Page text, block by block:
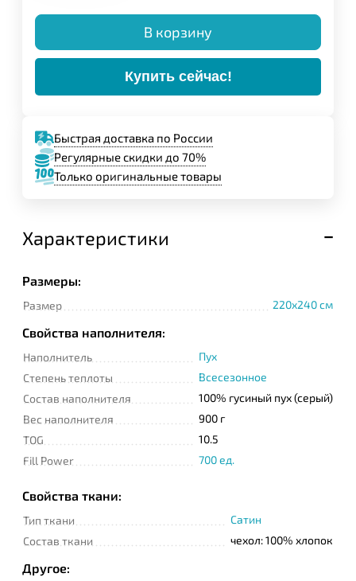
В корзину
Купить сейчас!
Быстрая доставка по России
Регулярные скидки до 70%
Только оригинальные товары
Характеристики
Размеры:
Размер 220x240 см
Свойства наполнителя:
Наполнитель
Пух
Степень теплоты
Всесезонное
Состав наполнителя
100% гусиный пух (серый)
Вес наполнителя
900 г
TOG
10.5
Fill Power
700 ед.
Свойства ткани:
Тип ткани
Сатин
Состав ткани
чехол: 100% хлопок
Другое:
Задайте свой вопрос,
мы обязательно
ответим!
Телефон
Сообщение
прочтение и согласие
сПолитикой